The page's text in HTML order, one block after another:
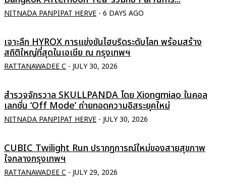
NITNADA PANPIPAT HERVE - 6 DAYS AGO
เจาะลึก HYROX การแข่งขันไฮบริดระดับโลก พร้อมสร้าง
สถิติใหญ่ที่สุดในเอเชีย ณ กรุงเทพฯ
RATTANAWADEE C - JULY 30, 2026
สำรวจจักรวาล SKULLPANDA โดย Xiongmiao ในคอล
เลกชั่น ‘Off Mode’ ถ่ายทอดความอิสระยุคใหม่
NITNADA PANPIPAT HERVE - JULY 30, 2026
CUBIC Twilight Run ปรากฏการณ์ใหม่ของสายสุขภาพ
ใจกลางกรุงเทพฯ
RATTANAWADEE C - JULY 29, 2026